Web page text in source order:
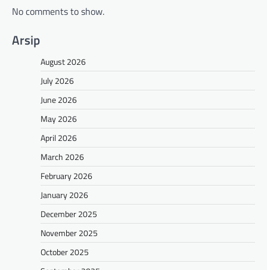
No comments to show.
Arsip
August 2026
July 2026
June 2026
May 2026
April 2026
March 2026
February 2026
January 2026
December 2025
November 2025
October 2025